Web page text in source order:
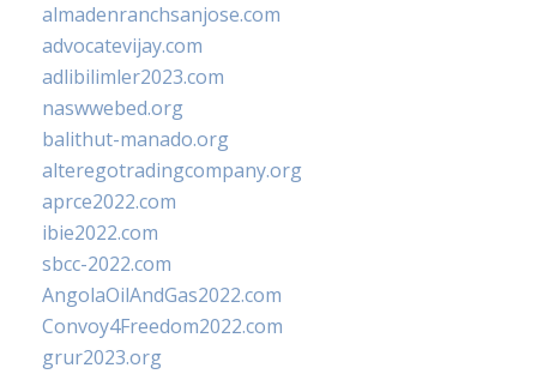
almadenranchsanjose.com
advocatevijay.com
adlibilimler2023.com
naswwebed.org
balithut-manado.org
alteregotradingcompany.org
aprce2022.com
ibie2022.com
sbcc-2022.com
AngolaOilAndGas2022.com
Convoy4Freedom2022.com
grur2023.org